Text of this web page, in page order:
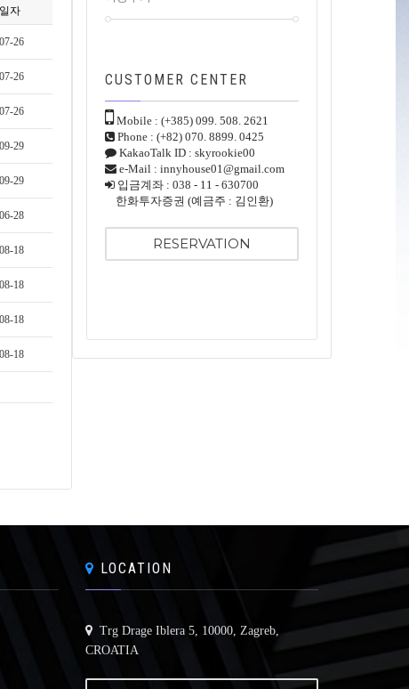
자
26
26
26
29
29
28
18
18
18
18
CUSTOMER CENTER
Mobile : (+385) 099. 508. 2621
Phone : (+82) 070. 8899. 0425
KakaoTalk ID : skyrookie00
e-Mail : innyhouse01@gmail.com
입금계좌 : 038 - 11 - 630700
한화투자증권 (예금주 : 김인환)
RESERVATION
LOCATION
Trg Drage Iblera 5, 10000, Zagreb,
CROATIA